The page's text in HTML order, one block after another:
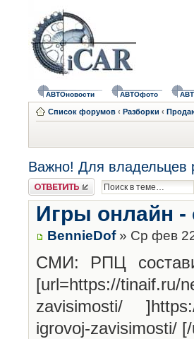
АВТОновости АВТОфото
Список форумов ‹ Разборки ‹
Важно! Для владельцев
Ответить
Игры онлайн -
BennieDof» Ср фев
СМИ: РПЦ
[url=https://tinaif.ru/
zavisimosti/
igrovoj-zavisimosti/